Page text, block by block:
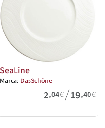
SeaLine
Marca: DasSchöne
2,04€/19,40€